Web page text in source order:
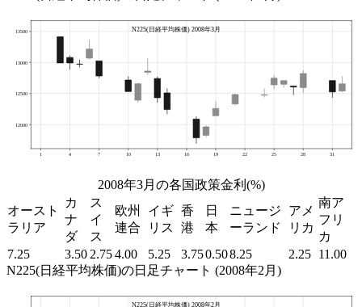
2008年3月の各国政策金利(%)
オースト
ラリア
カ
ナ
ダ
ス
イ
ス
欧州
連合
イギ
リス
香
港
日
本
ニュージ
ーランド
アメ
リカ
南ア
フリ
カ
7.25
3.50 2.754.00 5.25 3.750.508.25 2.25 11.00
N225(日経平均株価)の日足チャート (2008年2月)